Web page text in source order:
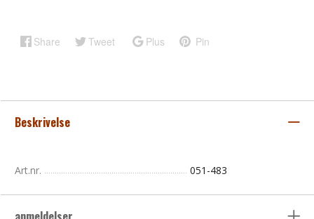
Share Tweet Plus Pin
Beskrivelse
Art.nr. 051-483